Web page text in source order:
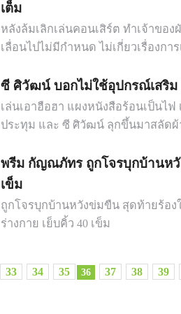
เต็ม
หลังล้มเลิกเล่นคอนเสิร์ต ทำเจ้าขอ
เลื่อนไปไม่มีกำหนด ไม่เกี่ยวเรื่องการ
ซี ศิวัฒน์ บอกไม่ใช้อุปกรณ์เสริม
เล่นเอาฮือฮา แผงหนังสือร้อนเป็นไ
ประทุม และ ซี ศิวัฒน์ ลุกขึ้นมาสลัดผ้
พรีม กัญณภัทร ถูกโจรบุกบ้านห
เข็ม
ถูกโจรบุกบ้านหวังข่มขืน สุดท้ายร้อง
ร่างกาย เย็บคิ้ว 40 เข็ม
33 34 35 36 37 38 39